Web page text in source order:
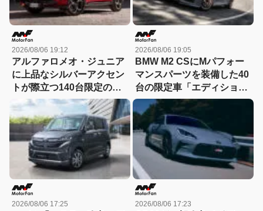
2026/08/06 19:12
アルファロメオ・ジュニア
に上品なシルバーアクセン
トが際立つ140台限定の
「スポルト スペチアーレ」
が登場！
2026/08/06 19:05
BMW M2 CSにMパフォー
マンスパーツを装備した40
台の限定車「エディショ
ン・エッジ」が登場！
2026/08/06 17:25 2026/08/06 17:23